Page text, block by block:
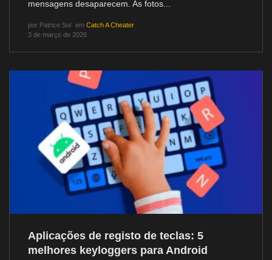
mensagens desaparecem. As fotos...
por Patrice Sol em Catch A Cheater
3 de março de 2026
Aplicações de registo de teclas: 5
melhores keyloggers para Android